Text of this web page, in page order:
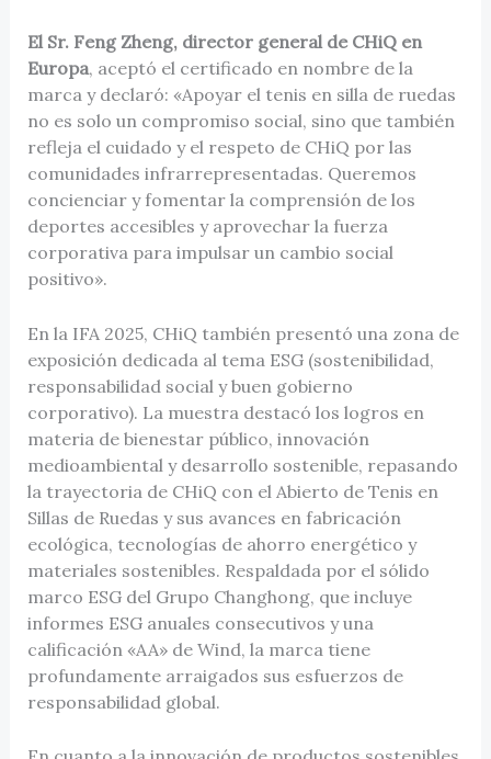
El Sr. Feng Zheng, director general de CHiQ en
Europa, aceptó el certificado en nombre de la
marca y declaró: «Apoyar el tenis en silla de ruedas
no es solo un compromiso social, sino que también
refleja el cuidado y el respeto de CHiQ por las
comunidades infrarrepresentadas. Queremos
concienciar y fomentar la comprensión de los
deportes accesibles y aprovechar la fuerza
corporativa para impulsar un cambio social
positivo».
En la IFA 2025, CHiQ también presentó una zona de
exposición dedicada al tema ESG (sostenibilidad,
responsabilidad social y buen gobierno
corporativo). La muestra destacó los logros en
materia de bienestar público, innovación
medioambiental y desarrollo sostenible, repasando
la trayectoria de CHiQ con el Abierto de Tenis en
Sillas de Ruedas y sus avances en fabricación
ecológica, tecnologías de ahorro energético y
materiales sostenibles. Respaldada por el sólido
marco ESG del Grupo Changhong, que incluye
informes ESG anuales consecutivos y una
calificación «AA» de Wind, la marca tiene
profundamente arraigados sus esfuerzos de
responsabilidad global.